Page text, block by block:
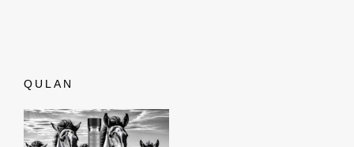
QULAN